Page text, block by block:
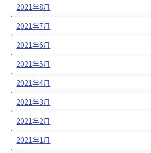
2021年8月
2021年7月
2021年6月
2021年5月
2021年4月
2021年3月
2021年2月
2021年1月